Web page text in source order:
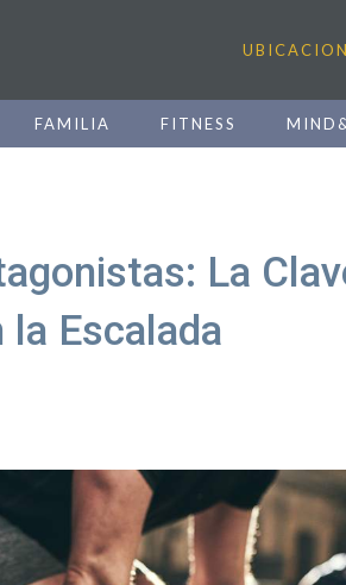
FAMILIA FITNESS
La
la Escalada